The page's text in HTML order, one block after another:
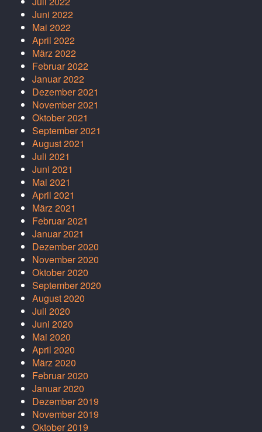
Juni 2022
Mai 2022
April 2022
März 2022
Februar 2022
Januar 2022
Dezember 2021
November 2021
Oktober 2021
September 2021
August 2021
Juli 2021
Juni 2021
Mai 2021
April 2021
März 2021
Februar 2021
Januar 2021
Dezember 2020
November 2020
Oktober 2020
September 2020
August 2020
Juli 2020
Juni 2020
Mai 2020
April 2020
März 2020
Februar 2020
Januar 2020
Dezember 2019
November 2019
Oktober 2019